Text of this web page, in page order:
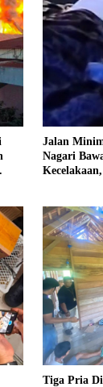
Jalan
Nagari
Tiga Pria